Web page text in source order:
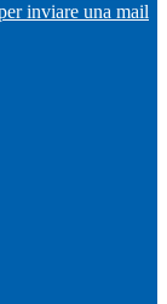
inviare una mail